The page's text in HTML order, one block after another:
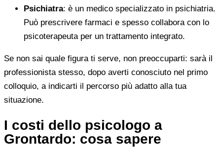
Psichiatra: è un medico specializzato in psichiatria.
Può prescrivere farmaci e spesso collabora con lo
psicoterapeuta per un trattamento integrato.
Se non sai quale figura ti serve, non preoccuparti: sarà il
professionista stesso, dopo averti conosciuto nel primo
colloquio, a indicarti il percorso più adatto alla tua
situazione.
I costi dello psicologo a
Grontardo: cosa sapere